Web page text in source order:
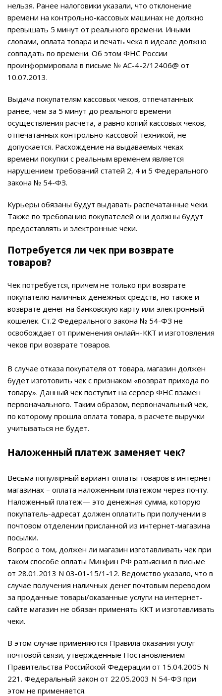
нельзя. Ранее налоговики указали, что отклонение
времени на контрольно-кассовых машинах не должно
превышать 5 минут от реального времени. Иными
словами, оплата товара и печать чека в идеале должно
совпадать по времени. Об этом ФНС России
проинформировала в письме № АС-4-2/12406@ от
10.07.2013.
Выдача покупателям кассовых чеков, отпечатанных
ранее, чем за 5 минут до реального времени
осуществления расчета, а равно копий кассовых чеков,
отпечатанных контрольно-кассовой техникой, не
допускается. Расхождение на выдаваемых чеках
времени покупки с реальным временем является
нарушением требований статей 2, 4 и 5 Федерального
закона № 54-ФЗ.
Курьеры обязаны будут выдавать распечатанные чеки.
Также по требованию покупателей они должны будут
предоставлять и электронные чеки.
Потребуется ли чек при возврате
товаров?
Чек потребуется, причем не только при возврате
покупателю наличных денежных средств, но также и
возврате денег на банковскую карту или электронный
кошелек. Ст.2 Федерального закона № 54-ФЗ не
освобождает от применения онлайн-ККТ и изготовления
чеков при возврате товаров.
В случае отказа покупателя от товара, магазин должен
будет изготовить чек с признаком «возврат прихода по
товару». Данный чек поступит на сервер ФНС взамен
первоначального. Таким образом, первоначальный чек,
по которому прошла оплата товара, в расчете выручки
учитываться не будет.
Наложенный платеж заменяет чек?
Весьма популярный вариант оплаты товаров в интернет-
магазинах – оплата наложенным платежом через почту.
Наложенный платеж— это денежная сумма, которую
покупатель-адресат должен оплатить при получении в
почтовом отделении присланной из интернет-магазина
посылки.
Вопрос о том, должен ли магазин изготавливать чек при
таком способе оплаты Минфин РФ разъяснил в письме
от 28.01.2013 N 03-01-15/1-12. Ведомство указало, что в
случае получения наличных денег почтовым переводом
за проданные товары/оказанные услуги на интернет-
сайте магазин не обязан применять ККТ и изготавливать
чеки.
В этом случае применяются Правила оказания услуг
почтовой связи, утвержденные Постановлением
Правительства Российской Федерации от 15.04.2005 N
221. Федеральный закон от 22.05.2003 N 54-ФЗ при
этом не применяется.